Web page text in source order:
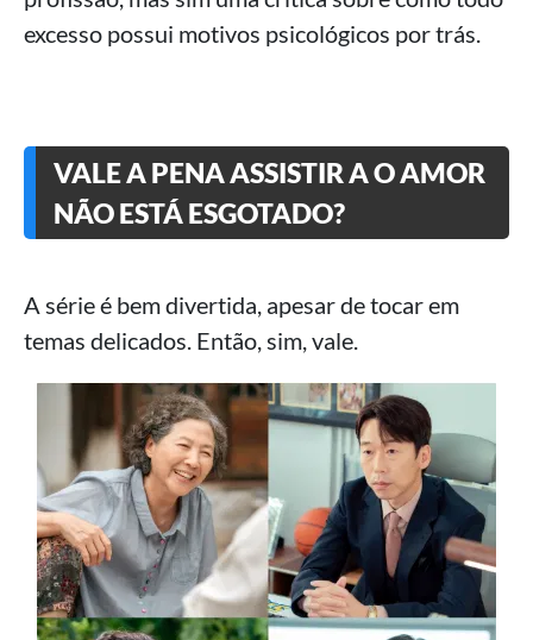
excesso possui motivos psicológicos por trás.
VALE A PENA ASSISTIR A O AMOR
NÃO ESTÁ ESGOTADO?
A série é bem divertida, apesar de tocar em
temas delicados. Então, sim, vale.